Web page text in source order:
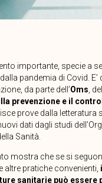
importante, specie a
pandemia di Covid.
da parte dell’Oms , del
prevenzione e il
prove dalla letteratura
dati dagli studi
Sanità.
mostra che se si
altre pratiche convenienti,
sanitarie può essere